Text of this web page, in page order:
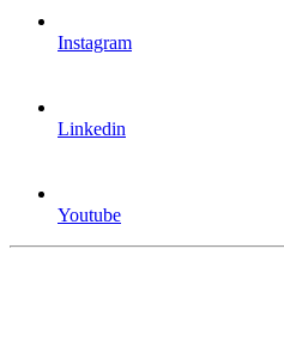
Instagram
Linkedin
Youtube